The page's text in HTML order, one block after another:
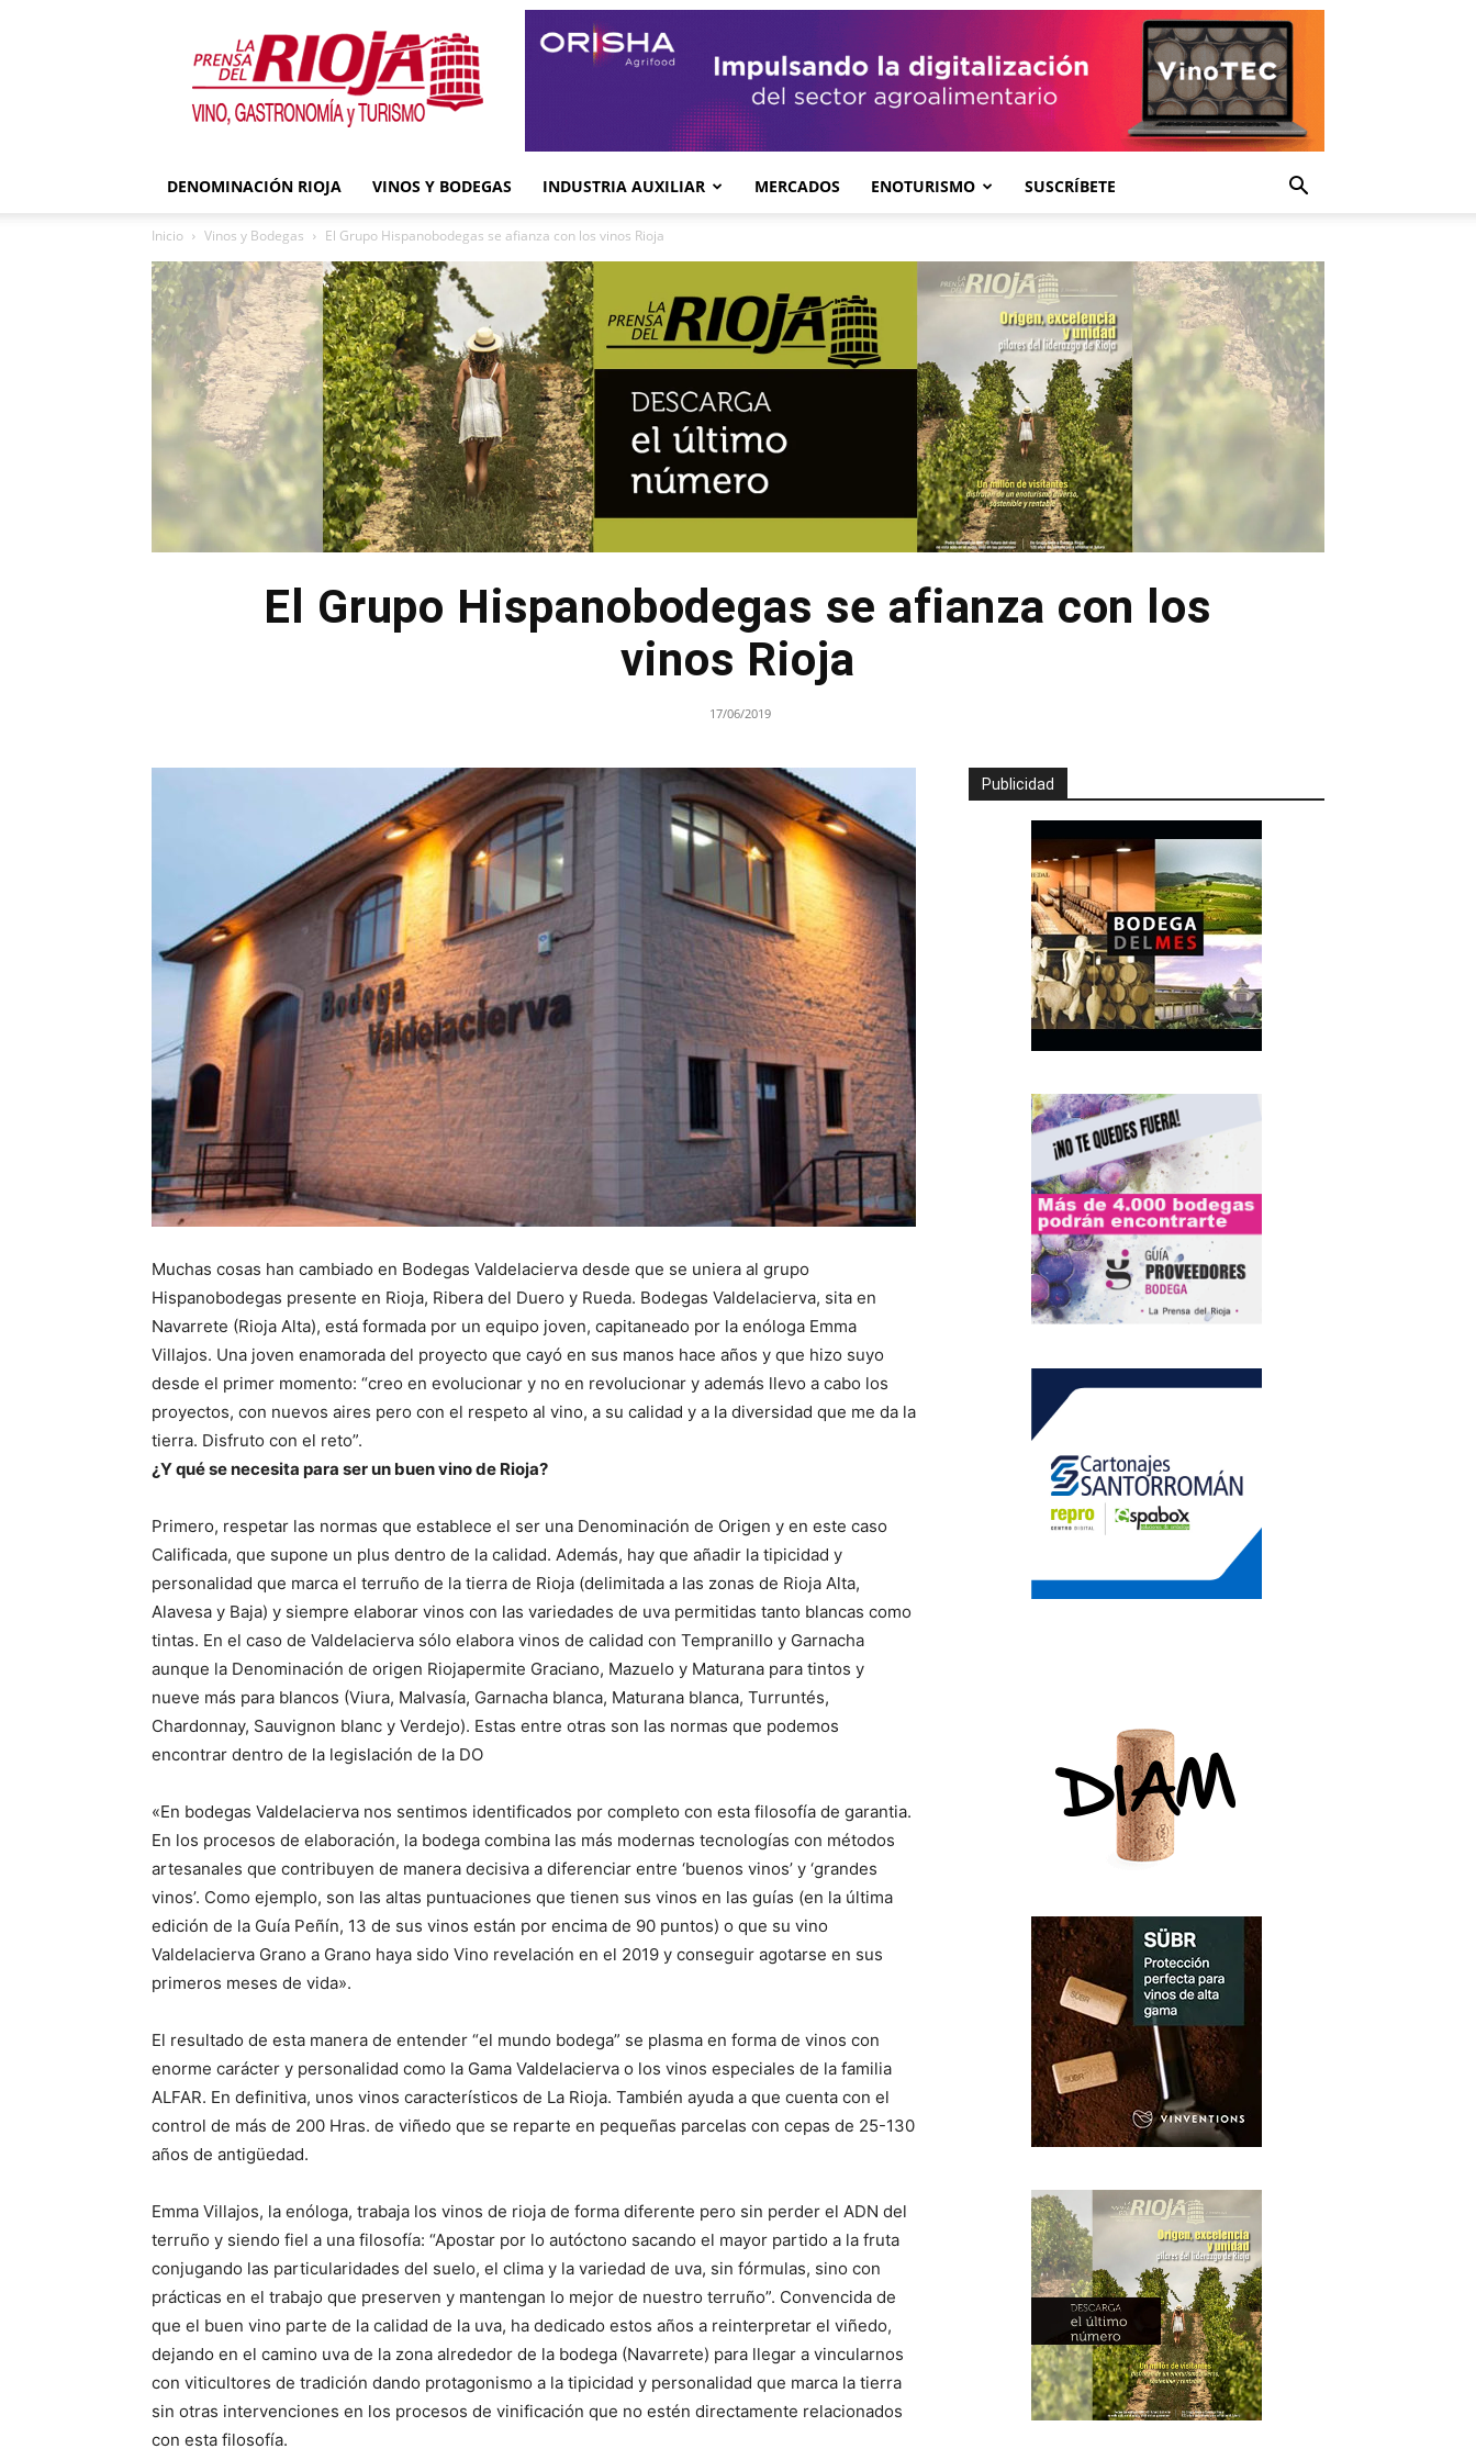
La
Prensa
del
Rioja
DENOMINACIÓN RIOJA VINOS Y BODEGAS INDUSTRIA AUXILIAR MERCADOS ENOTURISMO SUSCRÍBETE
Inicio Vinos y Bodegas El Grupo Hispanobodegas se afianza con los vinos Rioja
El Grupo Hispanobodegas se afianza con los
vinos Rioja
17/06/2019
Muchas cosas han cambiado en Bodegas Valdelacierva desde que se uniera al grupo
Hispanobodegas presente en Rioja, Ribera del Duero y Rueda. Bodegas Valdelacierva, sita en
Navarrete (Rioja Alta), está formada por un equipo joven, capitaneado por la enóloga Emma
Villajos. Una joven enamorada del proyecto que cayó en sus manos hace años y que hizo suyo
desde el primer momento: “creo en evolucionar y no en revolucionar y además llevo a cabo los
proyectos, con nuevos aires pero con el respeto al vino, a su calidad y a la diversidad que me da la
tierra. Disfruto con el reto”.
¿Y qué se necesita para ser un buen vino de Rioja?
Primero, respetar las normas que establece el ser una Denominación de Origen y en este caso
Calificada, que supone un plus dentro de la calidad. Además, hay que añadir la tipicidad y
personalidad que marca el terruño de la tierra de Rioja (delimitada a las zonas de Rioja Alta,
Alavesa y Baja) y siempre elaborar vinos con las variedades de uva permitidas tanto blancas como
tintas. En el caso de Valdelacierva sólo elabora vinos de calidad con Tempranillo y Garnacha
aunque la Denominación de origen Riojapermite Graciano, Mazuelo y Maturana para tintos y
nueve más para blancos (Viura, Malvasía, Garnacha blanca, Maturana blanca, Turruntés,
Chardonnay, Sauvignon blanc y Verdejo). Estas entre otras son las normas que podemos
encontrar dentro de la legislación de la DO
«En bodegas Valdelacierva nos sentimos identificados por completo con esta filosofía de garantia.
En los procesos de elaboración, la bodega combina las más modernas tecnologías con métodos
artesanales que contribuyen de manera decisiva a diferenciar entre ‘buenos vinos’ y ‘grandes
vinos’. Como ejemplo, son las altas puntuaciones que tienen sus vinos en las guías (en la última
edición de la Guía Peñín, 13 de sus vinos están por encima de 90 puntos) o que su vino
Valdelacierva Grano a Grano haya sido Vino revelación en el 2019 y conseguir agotarse en sus
primeros meses de vida».
El resultado de esta manera de entender “el mundo bodega” se plasma en forma de vinos con
enorme carácter y personalidad como la Gama Valdelacierva o los vinos especiales de la familia
ALFAR. En definitiva, unos vinos característicos de La Rioja. También ayuda a que cuenta con el
control de más de 200 Hras. de viñedo que se reparte en pequeñas parcelas con cepas de 25-130
años de antigüedad.
Emma Villajos, la enóloga, trabaja los vinos de rioja de forma diferente pero sin perder el ADN del
terruño y siendo fiel a una filosofía: “Apostar por lo autóctono sacando el mayor partido a la fruta
conjugando las particularidades del suelo, el clima y la variedad de uva, sin fórmulas, sino con
prácticas en el trabajo que preserven y mantengan lo mejor de nuestro terruño”. Convencida de
que el buen vino parte de la calidad de la uva, ha dedicado estos años a reinterpretar el viñedo,
dejando en el camino uva de la zona alrededor de la bodega (Navarrete) para llegar a vincularnos
con viticultores de tradición dando protagonismo a la tipicidad y personalidad que marca la tierra
sin otras intervenciones en los procesos de vinificación que no estén directamente relacionados
con esta filosofía.
Publicidad